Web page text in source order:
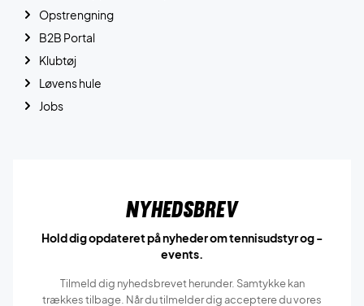
Opstrengning
B2B Portal
Klubtøj
Løvens hule
Jobs
Nyhedsbrev
Hold dig opdateret på nyheder om tennisudstyr og -
events.
Tilmeld dig nyhedsbrevet herunder. Samtykke kan
trækkes tilbage. Når du tilmelder dig acceptere du vores